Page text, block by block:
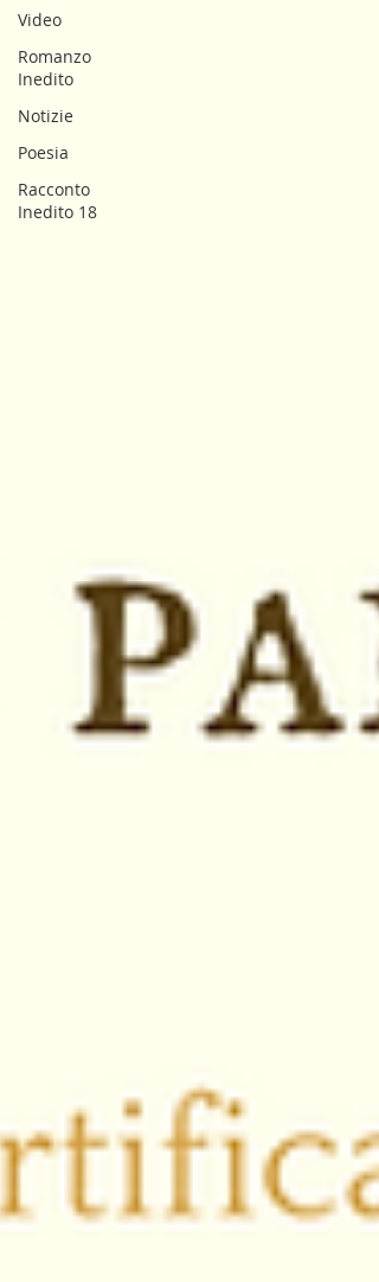
Video
Romanzo
Inedito
Notizie
Poesia
Racconto
Inedito 18